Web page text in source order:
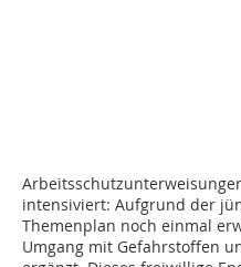
intensiviert: Aufgrund der
Themenplan noch einmal
Umgang mit Gefahrstoffen